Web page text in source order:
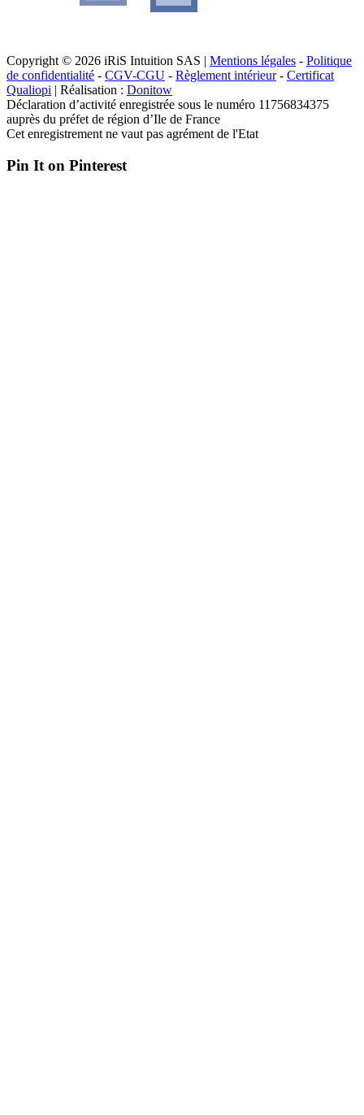
Copyright © 2026 iRiS Intuition SAS | Mentions légales - Politique
de confidentialité - CGV-CGU - Règlement intérieur- Certificat
Qualiopi | Réalisation : Donitow
Déclaration d’activité enregistrée sous le numéro 11756834375
auprès du préfet de région d’Ile de France
Cet enregistrement ne vaut pas agrément de l'Etat
Pin It on Pinterest